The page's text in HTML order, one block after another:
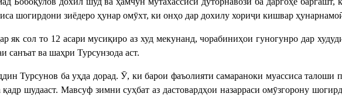
шогирдони зиёдеро ҳунар омӯхт, ки онҳо дар дохилу хориҷи кишвар
як сол то 12 асари мусиқиро аз худ мекунанд, чорабиниҳои гуногунро дар
ва шаҳри Турсунзода аст.
Турсунов ба уҳда дорад. Ӯ, ки барои фаъолияти самараноки муассиса талоши
шудааст. Мавсуф зимни суҳбат аз дастовардҳои назарраси омӯзгорону